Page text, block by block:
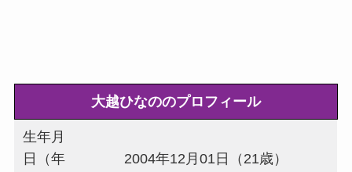
大越ひなののプロフィール
生年月
日（年
2004年12月01日（21歳）